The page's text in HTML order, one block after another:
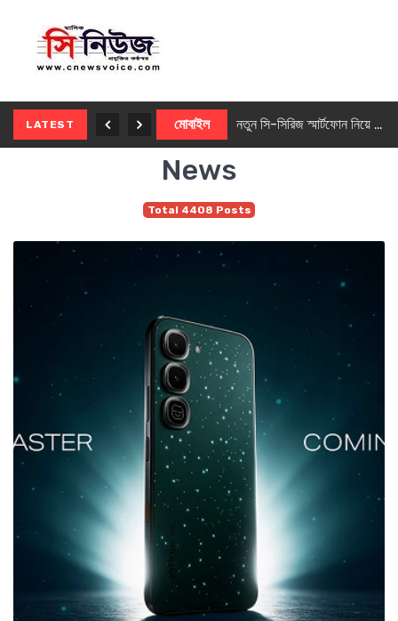
LATEST মোবাইল নতুন সি-সিরিজ স্মার্টফোন নিয়ে আসছে রিয়েলমি
News
Total 4408 Posts